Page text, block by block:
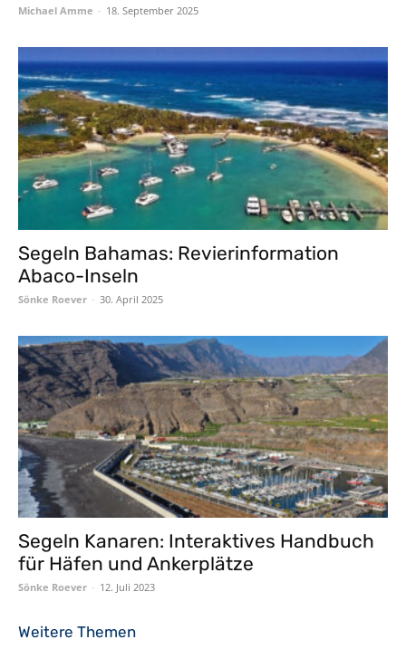
Michael Amme - 18. September 2025
Segeln Bahamas: Revierinformation
Abaco-Inseln
Sönke Roever - 30. April 2025
Segeln Kanaren: Interaktives Handbuch
für Häfen und Ankerplätze
Sönke Roever - 12. Juli 2023
Weitere Themen